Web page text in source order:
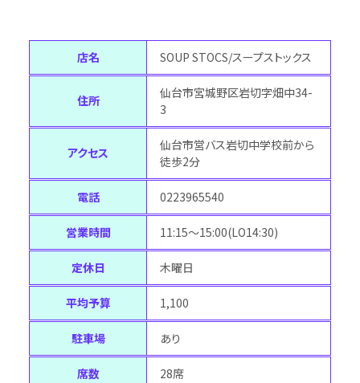
店名 SOUP STOCS/スープストックス
住所
仙台市宮城野区岩切字畑中34-
3
アクセス
仙台市営バス岩切中学校前から
徒歩2分
電話 0223965540
営業時間 11:15～15:00(LO14:30)
定休日 木曜日
平均予算 1,100
駐車場 あり
席数 28席